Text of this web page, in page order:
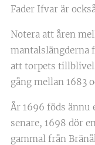
Fader Ifvar är
Notera att åren
mantalslängderna
att torpets
gång mellan 1683
År 1696 föds ännu
senare, 1698 dör
gammal från